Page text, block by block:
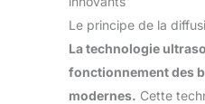
Le principe de la
La technologie
fonctionnement des
modernes. Cette